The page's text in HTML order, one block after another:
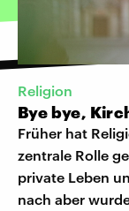
Religion
Bye bye,
Früher hat
zentrale Rolle
private Leben
nach aber